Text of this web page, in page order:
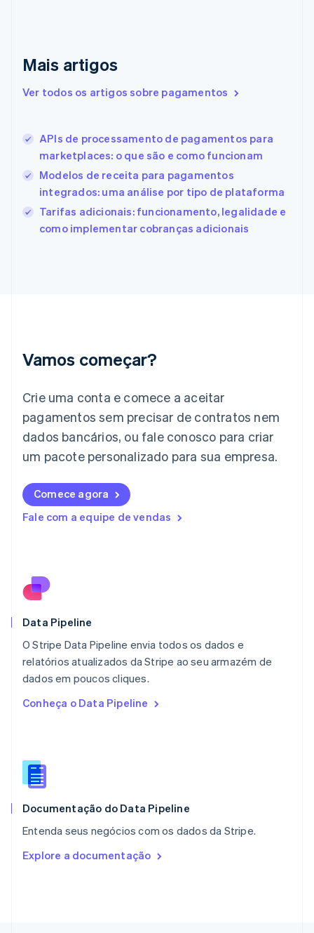
Mais artigos
Ver todos os artigos sobre pagamentos
APIs de processamento de pagamentos para
marketplaces: o que são e como funcionam
Modelos de receita para pagamentos
integrados: uma análise por tipo de plataforma
Tarifas adicionais: funcionamento, legalidade e
como implementar cobranças adicionais
Vamos começar?
Crie uma conta e comece a aceitar
pagamentos sem precisar de contratos nem
dados bancários, ou fale conosco para criar
um pacote personalizado para sua empresa.
Comece agora
Fale com a equipe de vendas
Data Pipeline
O Stripe Data Pipeline envia todos os dados e
relatórios atualizados da Stripe ao seu armazém de
dados em poucos cliques.
Conheça o Data Pipeline
Documentação do Data Pipeline
Entenda seus negócios com os dados da Stripe.
Explore a documentação
EnglishItaliano
Español English
Estônia
Finlândia
English Svenska
França
Gibraltar
English
Itália
Japão
Letônia
English
Liechtenstein
Deutsch English
English
Luxemburgo
FrançaisDeutschEnglish
English
México
Noruega
English
Nova Zelândia
English
Países Baixos
Nederlands
Polônia
RAE de Hong Kong, China
English
Reino Unido
English
English
English